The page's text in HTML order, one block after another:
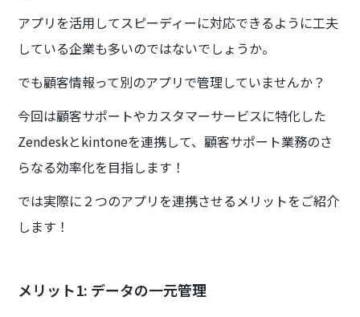
アプリを活用してスピーディーに対応できるように工夫
している企業も多いのではないでしょうか。
でも顧客情報って別のアプリで管理していませんか？
今回は顧客サポートやカスタマーサービスに特化した
Zendeskとkintoneを連携して、顧客サポート業務のさ
らなる効率化を目指します！
では実際に２つのアプリを連携させるメリットをご紹介
します！
メリット1: データの一元管理